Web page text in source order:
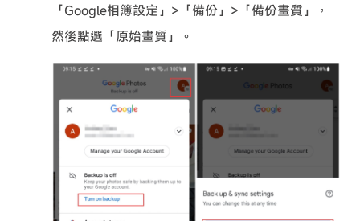
「Google相簿設定」>「備份」>「備份畫質」，
然後點選「原始畫質」。